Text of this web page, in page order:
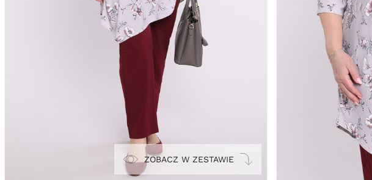
ZOBACZ W ZESTAWIE